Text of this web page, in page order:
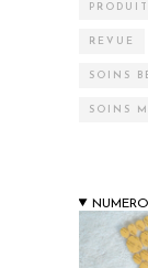
REVUE
SOINS
SOINS